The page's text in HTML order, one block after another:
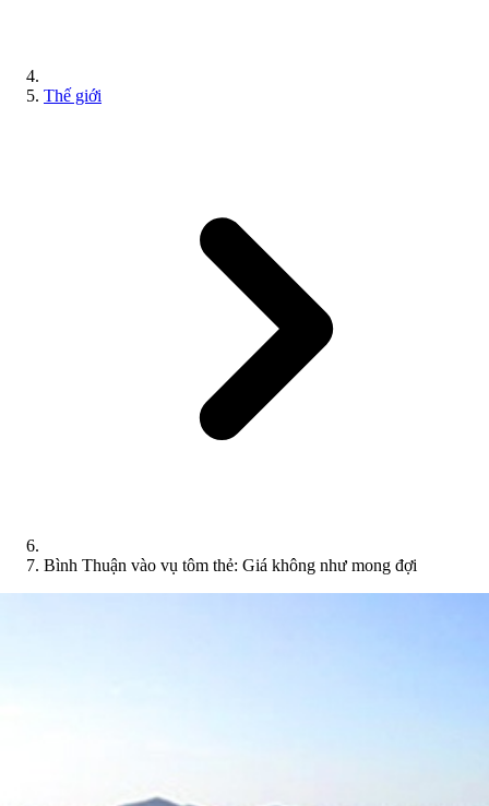
Thế giới
Bình Thuận vào vụ tôm thẻ: Giá không như mong đợi